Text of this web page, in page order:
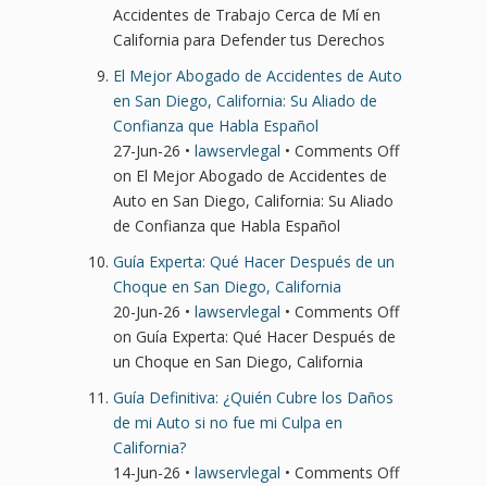
Accidentes de Trabajo Cerca de Mí en
California para Defender tus Derechos
El Mejor Abogado de Accidentes de Auto
en San Diego, California: Su Aliado de
Confianza que Habla Español
27-Jun-26 • lawservlegal • Comments Off
on El Mejor Abogado de Accidentes de
Auto en San Diego, California: Su Aliado
de Confianza que Habla Español
Guía Experta: Qué Hacer Después de un
Choque en San Diego, California
20-Jun-26 • lawservlegal • Comments Off
on Guía Experta: Qué Hacer Después de
un Choque en San Diego, California
Guía Definitiva: ¿Quién Cubre los Daños
de mi Auto si no fue mi Culpa en
California?
14-Jun-26 • lawservlegal • Comments Off